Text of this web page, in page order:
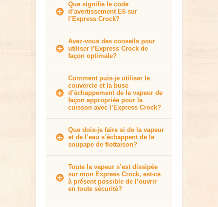
Que signifie le code
d’avertissement E6 sur
l’Express Crock?
Avez-vous des conseils pour
utiliser l’Express Crock de
façon optimale?
Comment puis-je utiliser le
couvercle et la buse
d’échappement de la vapeur de
façon appropriée pour la
cuisson avec l’Express Crock?
Que dois-je faire si de la vapeur
et de l’eau s’échappent de la
soupape de flottaison?
Toute la vapeur s’est dissipée
sur mon Express Crock, est-ce
à présent possible de l’ouvrir
en toute sécurité?